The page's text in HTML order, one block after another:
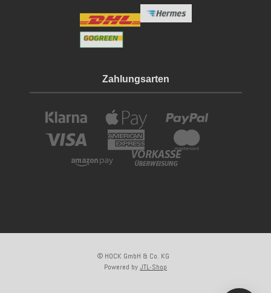
Zahlungsarten
© HOCK GmbH & Co. KG
Powered byJTL-Shop